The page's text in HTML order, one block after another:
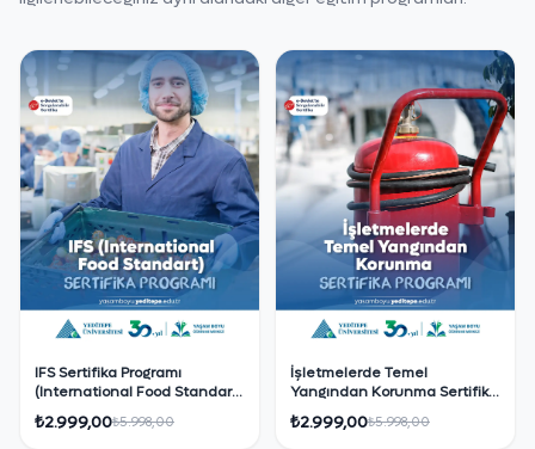
IFS Sertifika Programı
(International Food Standart)
Sertifikalı Eğitim Programı
₺2.999,00₺5.998,00
İşletmelerde Temel
Yangından Korunma Sertifika
Programı
₺2.999,00₺5.998,00